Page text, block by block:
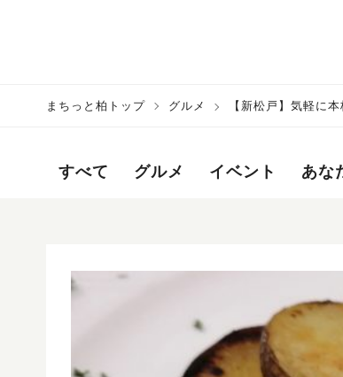
まちっと柏トップ グルメ 【新松戸】気軽に
すべて グルメ イベント あな